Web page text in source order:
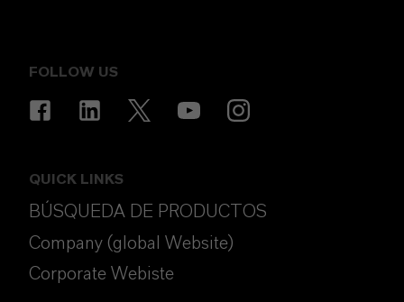
FOLLOW US
QUICK LINKS
BÚSQUEDA DE PRODUCTOS
Company (global Website)
Corporate Webiste